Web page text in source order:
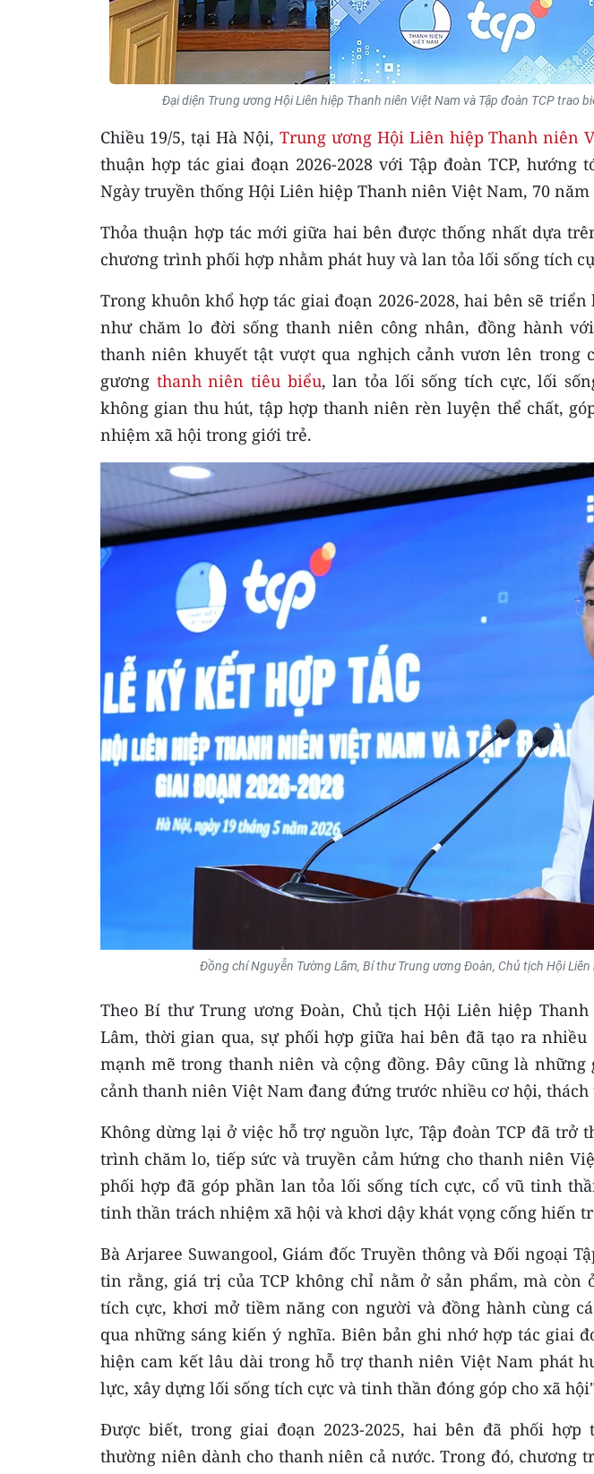
Đại diện Trung ương Hội Liên hiệp Thanh niên Việt Nam và Tập đoàn TCP trao
Chiều 19/5, tại Hà Nội, Trung ương Hội Liên hiệp Thanh niên
thuận hợp tác giai đoạn 2026-2028 với Tập đoàn TCP,
Ngày truyền thống Hội Liên hiệp Thanh niên Việt Nam, 70 năm
Thỏa thuận hợp tác mới giữa hai bên được thống nhất dựa
chương trình phối hợp nhằm phát huy và lan tỏa lối sống tích
Trong khuôn khổ hợp tác giai đoạn 2026-2028, hai bên sẽ
như chăm lo đời sống thanh niên công nhân, đồng hành
thanh niên khuyết tật vượt qua nghịch cảnh vươn lên trong
gương thanh niên tiêu biểu, lan tỏa lối sống tích cực, lối
không gian thu hút, tập hợp thanh niên rèn luyện thể chất,
nhiệm xã hội trong giới trẻ.
Đồng chí Nguyễn Tường Lâm, Bí thư Trung ương Đoàn, Chủ tịch Hội Liên
Theo Bí thư Trung ương Đoàn, Chủ tịch Hội Liên hiệp
Lâm, thời gian qua, sự phối hợp giữa hai bên đã tạo ra
mạnh mẽ trong thanh niên và cộng đồng. Đây cũng là
cảnh thanh niên Việt Nam đang đứng trước nhiều cơ hội,
Không dừng lại ở việc hỗ trợ nguồn lực, Tập đoàn TCP đã trở
trình chăm lo, tiếp sức và truyền cảm hứng cho thanh niên
phối hợp đã góp phần lan tỏa lối sống tích cực, cổ vũ tinh
tinh thần trách nhiệm xã hội và khơi dậy khát vọng cống hiến
Bà Arjaree Suwangool, Giám đốc Truyền thông và Đối ngoại
tin rằng, giá trị của TCP không chỉ nằm ở sản phẩm, mà
tích cực, khơi mở tiềm năng con người và đồng hành cùng
qua những sáng kiến ý nghĩa. Biên bản ghi nhớ hợp tác giai
hiện cam kết lâu dài trong hỗ trợ thanh niên Việt Nam phát
lực, xây dựng lối sống tích cực và tinh thần đóng góp cho xã
Được biết, trong giai đoạn 2023-2025, hai bên đã phối
thường niên dành cho thanh niên cả nước. Trong đó, chương